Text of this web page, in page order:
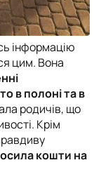
інформацію
цим. Вона
в полоні та в
родичів, що
Крім
кошти на